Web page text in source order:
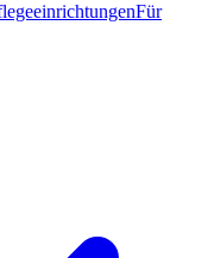
Für